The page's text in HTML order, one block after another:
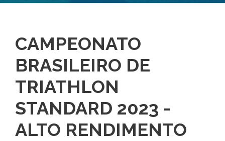
CAMPEONATO
BRASILEIRO DE
TRIATHLON
STANDARD 2023 -
ALTO RENDIMENTO